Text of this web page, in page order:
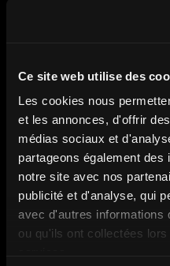
Ce site web utilise des
Les cookies nous
et les annonces, d'offrir
médias sociaux et
partageons également
notre site avec nos
publicité et d'analyse, qui
avec d'autres informations
ou qu'ils ont collectées
, où une
miroir au sol, puis
3. Combien de
l’hologramme
simultané ?
Lors de son meeting de
Mélenchon a été diffusé
simultanément(Grenoble,
Clermont-Ferrand, La
direct depuis Dijon.